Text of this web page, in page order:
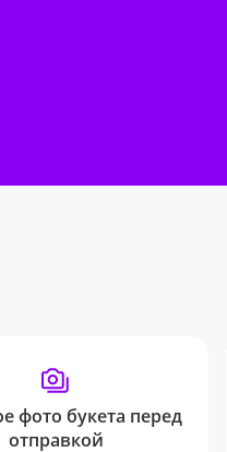
фото букета перед
отправкой